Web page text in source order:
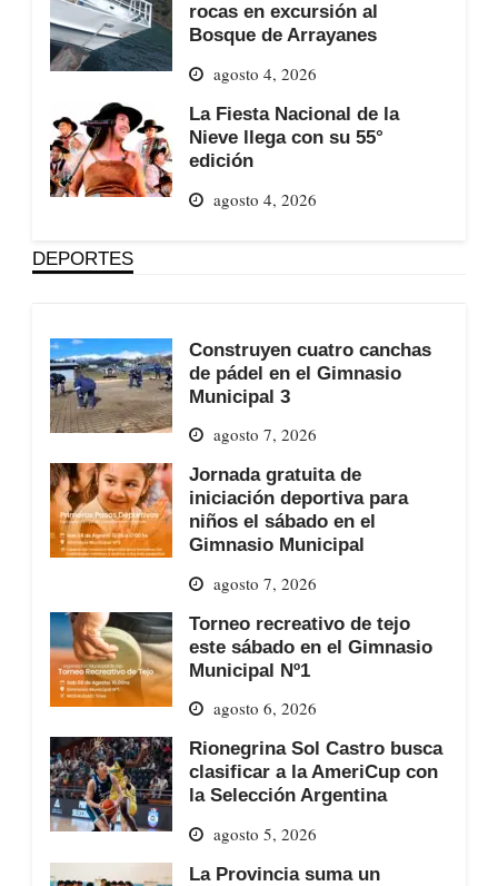
rocas en excursión al
Bosque de Arrayanes
agosto 4, 2026
La Fiesta Nacional de la
Nieve llega con su 55°
edición
agosto 4, 2026
DEPORTES
Construyen cuatro canchas
de pádel en el Gimnasio
Municipal 3
agosto 7, 2026
Jornada gratuita de
iniciación deportiva para
niños el sábado en el
Gimnasio Municipal
agosto 7, 2026
Torneo recreativo de tejo
este sábado en el Gimnasio
Municipal Nº1
agosto 6, 2026
Rionegrina Sol Castro busca
clasificar a la AmeriCup con
la Selección Argentina
agosto 5, 2026
La Provincia suma un